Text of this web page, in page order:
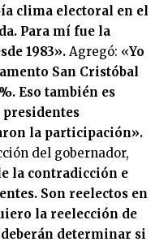
clima electoral en el
Para mí fue la
1983». Agregó: «Yo
San Cristóbal
Eso también es
la participación».
del gobernador,
la contradicción e
Son reelectos en
la reelección de
determinar si